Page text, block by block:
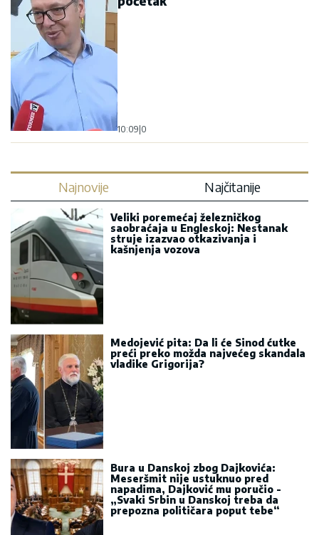
10:09|0
Najnovije Najčitanije
Veliki poremećaj železničkog
saobraćaja u Engleskoj: Nestanak
struje izazvao otkazivanja i
kašnjenja vozova
Medojević pita: Da li će Sinod ćutke
preći preko možda najvećeg skandala
vladike Grigorija?
Bura u Danskoj zbog Dajkovića:
Meseršmit nije ustuknuo pred
napadima, Dajković mu poručio -
„Svaki Srbin u Danskoj treba da
prepozna političara poput tebe“